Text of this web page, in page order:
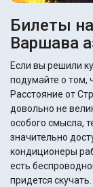
Билеты
Варшава
Если вы решили
подумайте о том,
Расстояние от
довольно не
особого смысла,
значительно доступнее. А если автобус
кондиционеры
есть
придется